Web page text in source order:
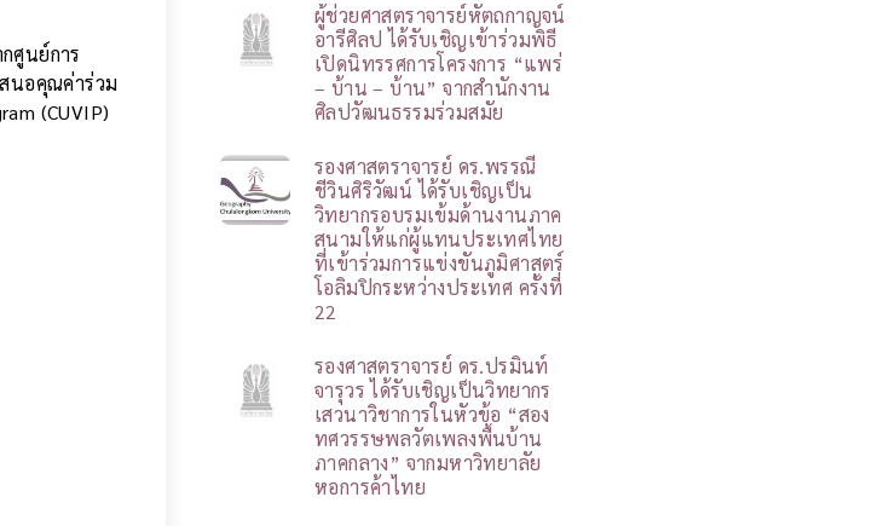
ศูนย์การ
นอคุณค่าร่วม
(CUVIP)
ผู้ช่วยศาสตราจารย์หัตถกาญจน์
อารีศิลป ได้รับเชิญเข้าร่วมพิธี
เปิดนิทรรศการโครงการ “แพร่
– บ้าน – บ้าน” จากสำนักงาน
ศิลปวัฒนธรรมร่วมสมัย
รองศาสตราจารย์ ดร.พรรณี
ชีวินศิริวัฒน์ ได้รับเชิญเป็น
วิทยากรอบรมเข้มด้านงานภาค
สนามให้แก่ผู้แทนประเทศไทย
ที่เข้าร่วมการแข่งขันภูมิศาสตร์
โอลิมปิกระหว่างประเทศ ครั้งที่
22
รองศาสตราจารย์ ดร.ปรมินท์
จารุวร ได้รับเชิญเป็นวิทยากร
เสวนาวิชาการในหัวข้อ “สอง
ทศวรรษพลวัตเพลงพื้นบ้าน
ภาคกลาง” จากมหาวิทยาลัย
หอการค้าไทย